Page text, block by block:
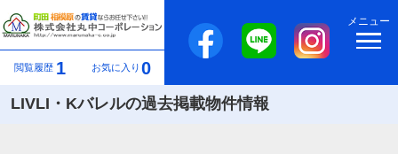
閲覧履歴 1 お気に入り 0
メニュー
LIVLI・Kバレルの過去掲載物件情報